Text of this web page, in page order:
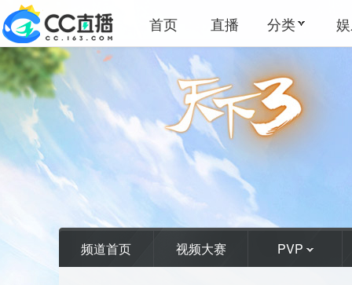
首页 直播 分类
频道首页 视频大赛 PVP